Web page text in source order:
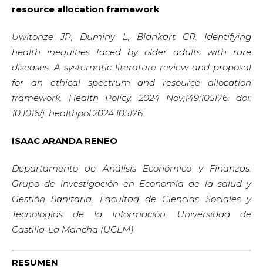
resource allocation framework
Uwitonze JP, Duminy L, Blankart CR. Identifying
health inequities faced by older adults with rare
diseases: A systematic literature review and proposal
for an ethical spectrum and resource allocation
framework. Health Policy. 2024 Nov;149:105176. doi:
10.1016/j. healthpol.2024.105176
ISAAC ARANDA RENEO
Departamento de Análisis Económico y Finanzas.
Grupode investigación en Economíade la salud y
Gestión Sanitaria, Facultad de Ciencias Sociales y
Tecnologías de la Información, Universidad de
Castilla-La Mancha (UCLM)
RESUMEN